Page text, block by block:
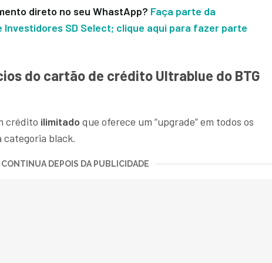
direto no seu WhastApp? Faça parte da
Investidores SD Select; clique aqui para fazer parte
do cartão de crédito Ultrablue do BTG
crédito ilimitado que oferece um “upgrade” em todos os
categoria black.
CONTINUA DEPOIS DA PUBLICIDADE